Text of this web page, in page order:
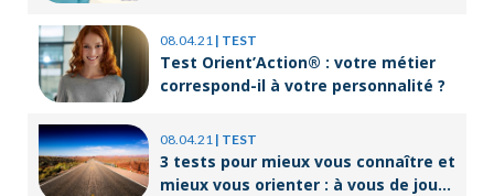
08.04.21 | TEST
Test Orient’Action® : votre métier
correspond-il à votre personnalité ?
08.04.21 | TEST
3 tests pour mieux vous connaître et
mieux vous orienter : à vous de jouer